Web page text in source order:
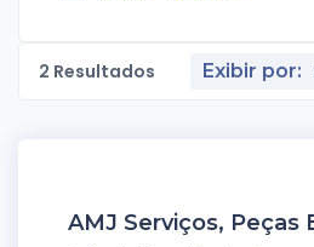
2 Resultados Exibir por:
AMJ Serviços, Peças